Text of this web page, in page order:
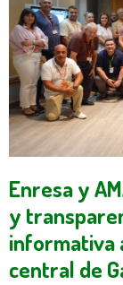
Enresa y
y
informativa
central de